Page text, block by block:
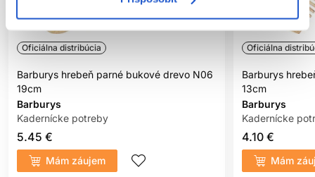
Oficiálna distribúcia
Barburys hrebeň parné bukové drevo N06
19cm
Barburys
Kadernícke potreby
5.45 €
Mám záujem
Oficiálna
Barburys
13cm
Barburys
Kadernícke
4.10 €
Mám